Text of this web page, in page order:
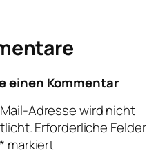
einen Kommentar
Adresse wird nicht
Erforderliche Felder
* markiert